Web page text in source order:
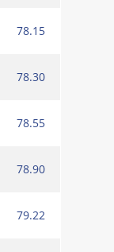
78.15
78.30
78.55
78.90
79.22